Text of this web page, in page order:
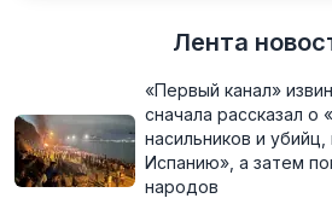
Лента
«Первый канал»
сначала рассказал о
насильников и
Испанию», а затем
народов